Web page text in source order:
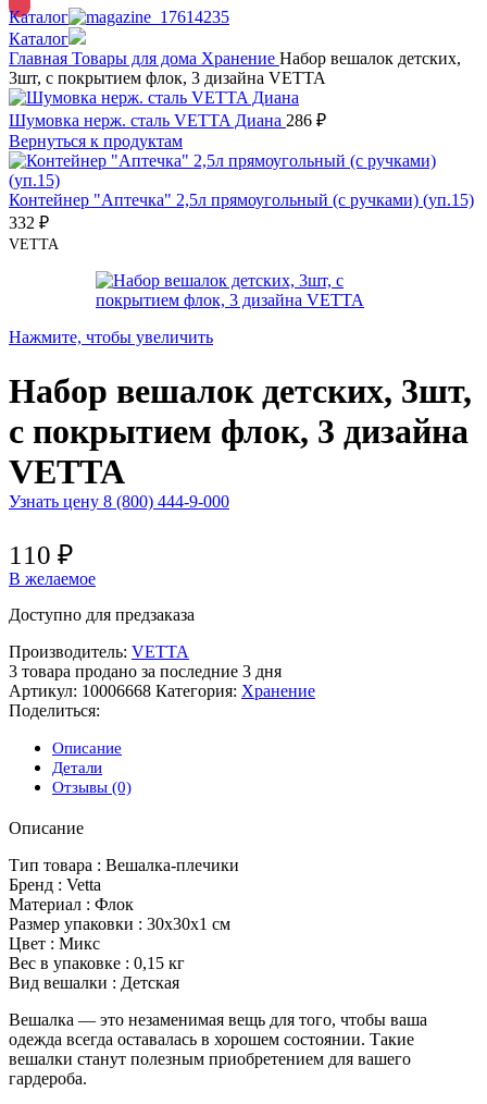
Каталог
Каталог
Главная Товары для дома Хранение Набор вешалок детских,
3шт, с покрытием флок, 3 дизайна VETTA
Шумовка нерж. сталь VETTA Диана 286 ₽
Вернуться к продуктам
Контейнер "Аптечка" 2,5л прямоугольный (с ручками) (уп.15)
332 ₽
VETTA
Нажмите, чтобы увеличить
Набор вешалок детских, 3шт,
с покрытием флок, 3 дизайна
VETTA
Узнать цену 8 (800) 444-9-000
110 ₽
В желаемое
Доступно для предзаказа
Производитель: VETTA
3 товара продано за последние 3 дня
Артикул: 10006668 Категория: Хранение
Поделиться:
Описание
Детали
Отзывы (0)
Описание
Тип товара : Вешалка-плечики
Бренд : Vetta
Материал : Флок
Размер упаковки : 30x30x1 см
Цвет : Микс
Вес в упаковке : 0,15 кг
Вид вешалки : Детская
Вешалка — это незаменимая вещь для того, чтобы ваша
одежда всегда оставалась в хорошем состоянии. Такие
вешалки станут полезным приобретением для вашего
гардероба.